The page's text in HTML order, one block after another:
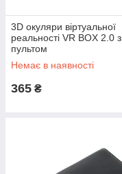
3D окуляри віртуальної
реальності VR BOX 2.0 з
пультом
Немає в наявності
365 ₴